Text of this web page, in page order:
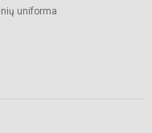
uniforma